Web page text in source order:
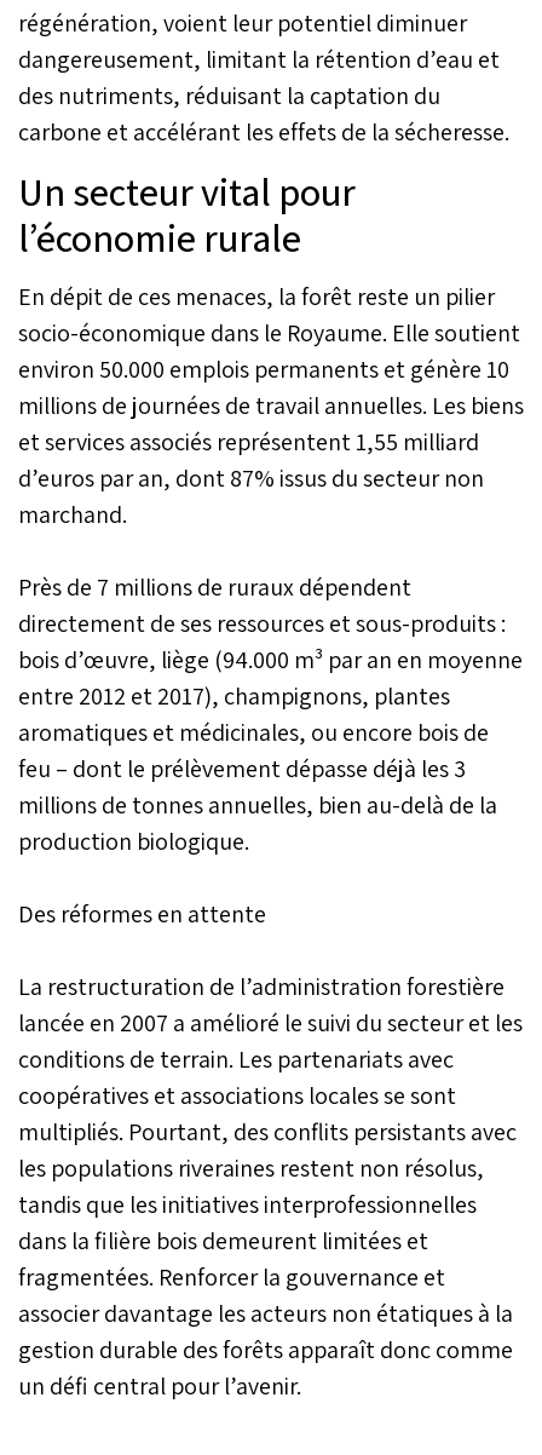
régénération, voient leur potentiel diminuer
dangereusement, limitant la rétention d’eau et
des nutriments, réduisant la captation du
carbone et accélérant les effets de la sécheresse.
Un secteur vital pour
l’économie rurale
En dépit de ces menaces, la forêt reste un pilier
socio-économique dans le Royaume. Elle soutient
environ 50.000 emplois permanents et génère 10
millions de journées de travail annuelles. Les biens
et services associés représentent 1,55 milliard
d’euros par an, dont 87% issus du secteur non
marchand.
Près de 7 millions de ruraux dépendent
directement de ses ressources et sous-produits :
bois d’œuvre, liège (94.000 m³ par an en moyenne
entre 2012 et 2017), champignons, plantes
aromatiques et médicinales, ou encore bois de
feu – dont le prélèvement dépasse déjà les 3
millions de tonnes annuelles, bien au-delà de la
production biologique.
Des réformes en attente
La restructuration de l’administration forestière
lancée en 2007 a amélioré le suivi du secteur et les
conditions de terrain. Les partenariats avec
coopératives et associations locales se sont
multipliés. Pourtant, des conflits persistants avec
les populations riveraines restent non résolus,
tandis que les initiatives interprofessionnelles
dans la filière bois demeurent limitées et
fragmentées. Renforcer la gouvernance et
associer davantage les acteurs non étatiques à la
gestion durable des forêts apparaît donc comme
un défi central pour l’avenir.